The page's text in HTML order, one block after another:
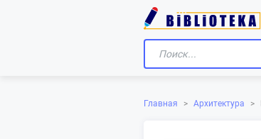
Главная > Архитектура >